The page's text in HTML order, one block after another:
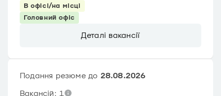
В офісі/на місці
Головний офіс
Деталі вакансії
Подання резюме до 28.08.2026
Вакансій: 1